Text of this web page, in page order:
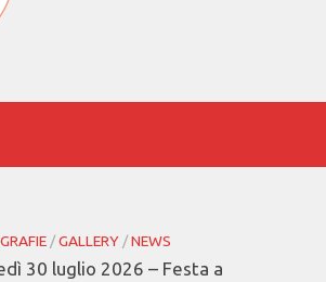
/GALLERY /NEWS
30 luglio 2026 – Festa a